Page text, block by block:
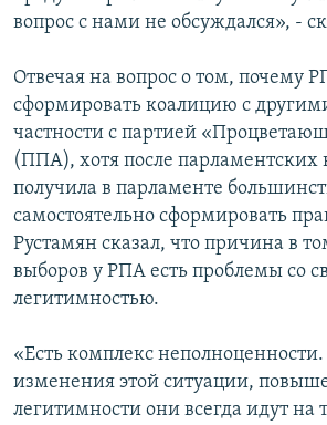
вопрос с нами не обсуждался», -
Отвечая на вопрос о том, почему
сформировать коалицию с
частности с партией
(ППА), хотя после парламентских
получила в парламенте
самостоятельно сформировать
Рустамян сказал, что причина в
выборов у РПА есть проблемы со
легитимностью.
«Есть комплекс
изменения этой ситуации,
легитимности они всегда идут на